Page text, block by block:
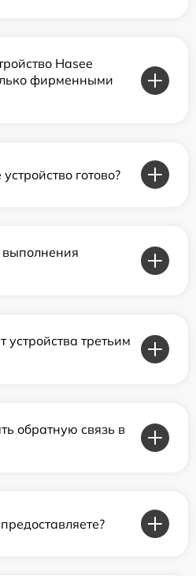
Hasee
фирменными
готово?
выполнения
устройства третьим
обратную связь в